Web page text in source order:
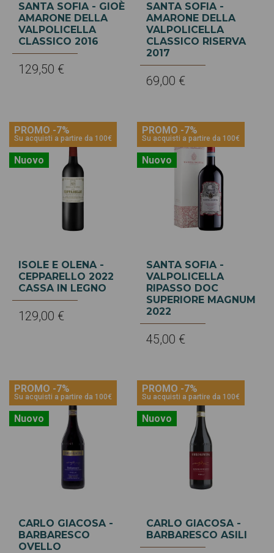
SANTA SOFIA - GIOÈ
AMARONE DELLA
VALPOLICELLA
CLASSICO 2016
129,50 €
SANTA SOFIA -
AMARONE DELLA
VALPOLICELLA
CLASSICO RISERVA
2017
69,00 €
Nuovo
ISOLE E OLENA -
CEPPARELLO 2022
CASSA IN LEGNO
129,00 €
PROMO -7%
Su acquisti a partire da 100€
Nuovo
SANTA SOFIA -
VALPOLICELLA
RIPASSO DOC
SUPERIORE MAGNUM
2022
45,00 €
PROMO -7%
Su acquisti a partire da 100€
Nuovo
CARLO GIACOSA -
BARBARESCO
OVELLO
PROMO -7%
Su acquisti a partire da 100€
Nuovo
CARLO GIACOSA -
BARBARESCO ASILI
PROMO -7%
Su acquisti a partire da 100€